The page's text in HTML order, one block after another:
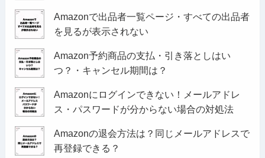
Amazonで出品者一覧ページ・すべての出品者
を見るが表示されない
Amazon予約商品の支払・引き落としはい
つ？・キャンセル期間は？
Amazonにログインできない！メールアドレ
ス・パスワードが分からない場合の対処法
Amazonの退会方法は？同じメールアドレスで
再登録できる？